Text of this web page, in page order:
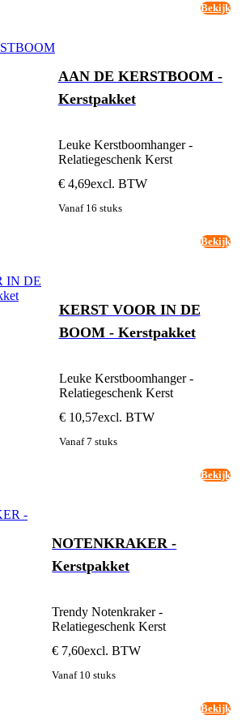
Bekijk
AAN DE KERSTBOOM -
Kerstpakket
Leuke Kerstboomhanger -
Relatiegeschenk Kerst
€ 4,69excl. BTW
Vanaf 16 stuks
Bekijk
KERST VOOR IN DE
BOOM - Kerstpakket
Leuke Kerstboomhanger -
Relatiegeschenk Kerst
€ 10,57excl. BTW
Vanaf 7 stuks
Bekijk
NOTENKRAKER -
Kerstpakket
Trendy Notenkraker -
Relatiegeschenk Kerst
€ 7,60excl. BTW
Vanaf 10 stuks
Bekijk